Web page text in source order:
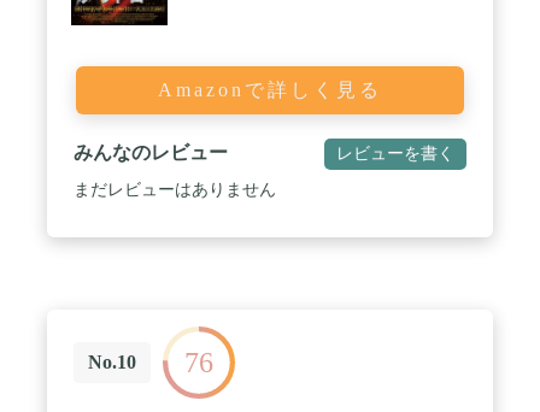
Amazonで詳しく見る
みんなのレビュー レビューを書く
まだレビューはありません
No.10 76